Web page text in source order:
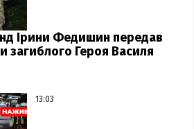
Ірини Федишин передав
загиблого Героя Василя
13:03